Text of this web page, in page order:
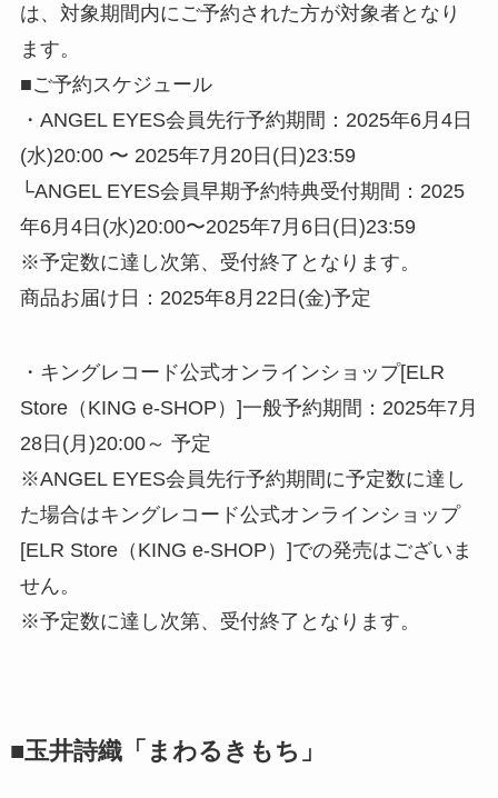
は、対象期間内にご予約された方が対象者となり
ます。
■ご予約スケジュール
・ANGEL EYES会員先行予約期間：2025年6月4日
(水)20:00 〜 2025年7月20日(日)23:59
└ANGEL EYES会員早期予約特典受付期間：2025
年6月4日(水)20:00〜2025年7月6日(日)23:59
※予定数に達し次第、受付終了となります。
商品お届け日：2025年8月22日(金)予定
・キングレコード公式オンラインショップ[ELR
Store（KING e-SHOP）]一般予約期間：2025年7月
28日(月)20:00～ 予定
※ANGEL EYES会員先行予約期間に予定数に達し
た場合はキングレコード公式オンラインショップ
[ELR Store（KING e-SHOP）]での発売はございま
せん。
※予定数に達し次第、受付終了となります。
■玉井詩織「まわるきもち」